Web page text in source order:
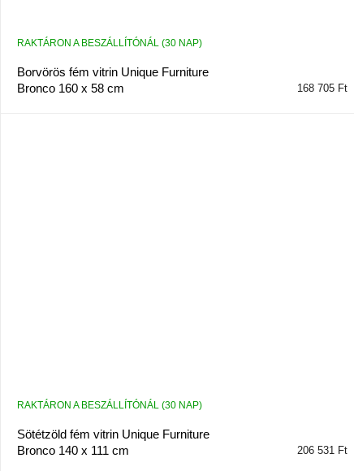
Borvörös fém vitrin Unique Furniture
Bronco 160 x 58 cm
RAKTÁRON A BESZÁLLÍTÓNÁL (30 NAP)
168 705 Ft
Sötétzöld fém vitrin Unique Furniture
Bronco 140 x 111 cm
RAKTÁRON A BESZÁLLÍTÓNÁL (30 NAP)
206 531 Ft